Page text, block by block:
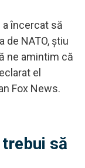
a încercat să
de NATO, știu
ne amintim că
el
Fox News.
trebui să